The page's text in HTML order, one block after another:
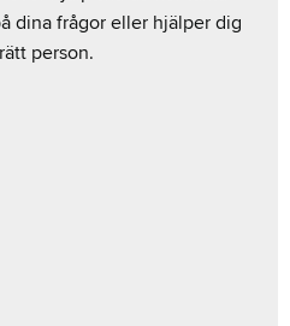
dina frågor eller hjälper dig
person.